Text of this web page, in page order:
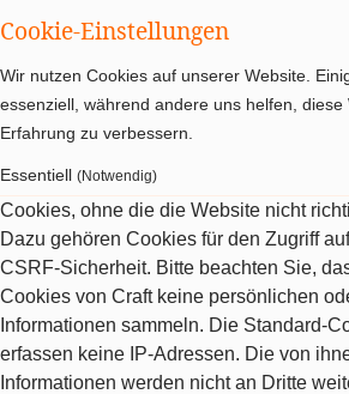
Cookie-Einstellungen
Wir nutzen Cookies auf unserer Website.
essenziell, während andere uns helfen, diese
Erfahrung zu verbessern.
Essentiell (Notwendig)
Cookies, ohne die die Website nicht
Dazu gehören Cookies für den Zugriff
CSRF-Sicherheit. Bitte beachten Sie,
Cookies von Craft keine persönlichen
Informationen sammeln. Die Standard-
erfassen keine IP-Adressen. Die von
Informationen werden nicht an Dritte